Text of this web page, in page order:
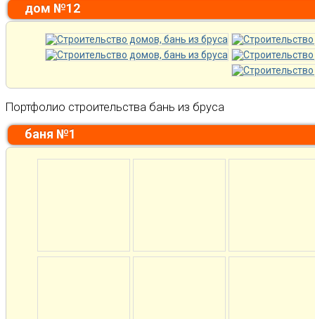
дом №12
Портфолио строительства бань из бруса
баня №1